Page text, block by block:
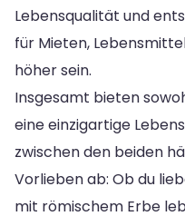
Lebensqualität und
für Mieten,
höher sein.
Insgesamt bieten
eine einzigartige
zwischen den beiden
Vorlieben ab: Ob du
mit römischem Erbe